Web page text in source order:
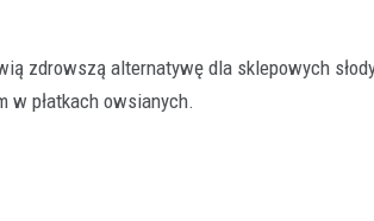
zdrowszą alternatywę dla sklepowych
w płatkach owsianych.